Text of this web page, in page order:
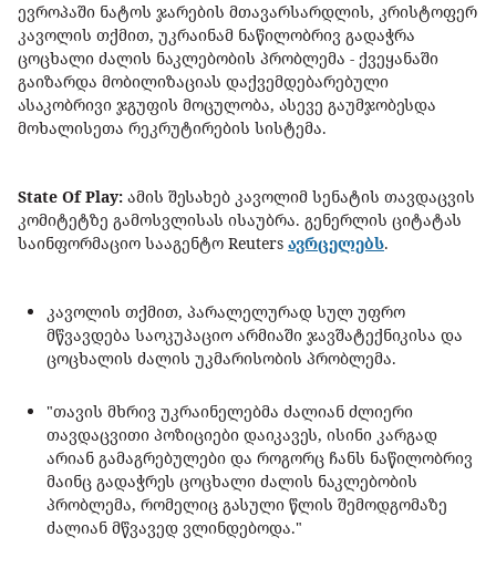
ევროპაში ნატოს ჯარების მთავარსარდლის, კრისტოფერ
კავოლის თქმით, უკრაინამ ნაწილობრივ გადაჭრა
ცოცხალი ძალის ნაკლებობის პრობლემა - ქვეყანაში
გაიზარდა მობილიზაციას დაქვემდებარებული
ასაკობრივი ჯგუფის მოცულობა, ასევე გაუმჯობესდა
მოხალისეთა რეკრუტირების სისტემა.
State Of Play: ამის შესახებ კავოლიმ სენატის თავდაცვის
კომიტეტზე გამოსვლისას ისაუბრა. გენერლის ციტატას
საინფორმაციო სააგენტო Reuters ავრცელებს.
კავოლის თქმით, პარალელურად სულ უფრო
მწვავდება საოკუპაციო არმიაში ჯავშატექნიკისა და
ცოცხალის ძალის უკმარისობის პრობლემა.
"თავის მხრივ უკრაინელებმა ძალიან ძლიერი
თავდაცვითი პოზიციები დაიკავეს, ისინი კარგად
არიან გამაგრებულები და როგორც ჩანს ნაწილობრივ
მაინც გადაჭრეს ცოცხალი ძალის ნაკლებობის
პრობლემა, რომელიც გასული წლის შემოდგომაზე
ძალიან მწვავედ ვლინდებოდა."